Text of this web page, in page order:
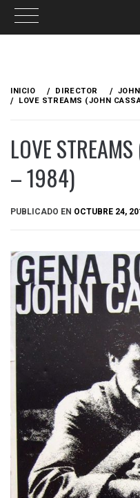
contenido
INICIO DIRECTOR
LOVE STREAMS (JOHN
LOVE
– 1984)
PUBLICADO EN OCTUBRE 24,